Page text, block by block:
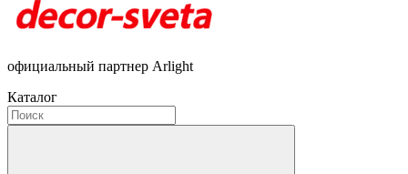
официальный партнер Arlight
Каталог